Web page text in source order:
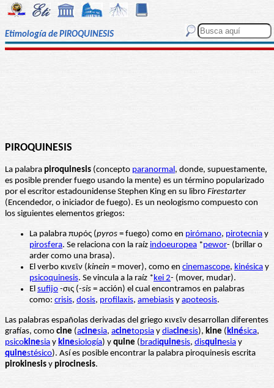
Etimología de PIROQUINESIS
PIROQUINESIS
La palabra piroquinesis (concepto paranormal, donde, supuestamente,
es posible prender fuego usando la mente) es un término popularizado
por el escritor estadounidense Stephen King en su libro Firestarter
(Encendedor, o iniciador de fuego). Es un neologismo compuesto con
los siguientes elementos griegos:
La palabra πυρός (pyros = fuego) como en pirómano, pirotecnia y
pirosfera. Se relaciona con la raíz indoeuropea *pewor- (brillar o
arder como una brasa).
El verbo κινεῖν (kinein = mover), como en cinemascope, kinésica y
psicoquinesis. Se vincula a la raíz *kei 2- (mover, mudar).
El sufijo -σις (-sis = acción) el cual encontramos en palabras
como: crisis, dosis, profilaxis, amebiasis y apoteosis.
Las palabras españolas derivadas del griego κινεῖν desarrollan diferentes
grafías, como cine (acinesia, acinetopsia y diacinesis), kine (kinésica,
psicokinesia y kinesiología) y quine (bradiquinesis, disquinesia y
quinestésico). Así es posible encontrar la palabra piroquinesis escrita
pirokinesis y pirocinesis.